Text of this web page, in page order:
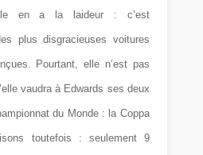
en a la laideur : c’est
plus disgracieuses voitures
Pourtant, elle n’est pas
vaudra à Edwards ses deux
du Monde : la Coppa
toutefois : seulement 9